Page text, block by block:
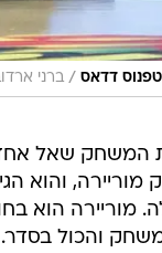
דדאס / ברני
שאל אחד
מוריירה,
מוריירה הוא
והכול